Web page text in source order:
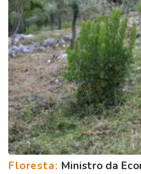
Floresta: Ministro da